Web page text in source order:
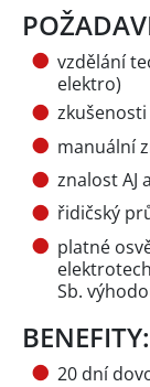
vzdělání
elektro)
manuální
znalost AJ
řidičský
platné
Sb.
BENEFITY:
20 dní